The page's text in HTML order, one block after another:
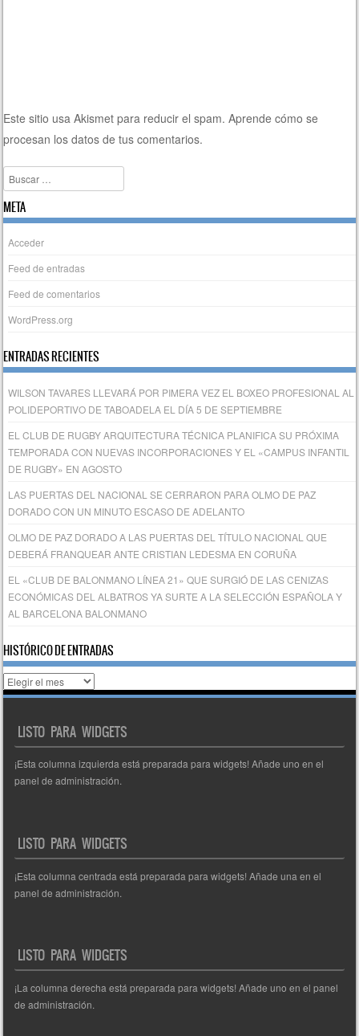
Este sitio usa Akismet para reducir el spam.Aprende cómo se
procesan los datos de tus comentarios.
Buscar
META
Acceder
Feed de entradas
Feed de comentarios
WordPress.org
ENTRADAS RECIENTES
WILSON TAVARES LLEVARÁ POR PIMERA VEZ EL BOXEO PROFESIONAL AL
POLIDEPORTIVO DE TABOADELA EL DÍA 5 DE SEPTIEMBRE
EL CLUB DE RUGBY ARQUITECTURA TÉCNICA PLANIFICA SU PRÓXIMA
TEMPORADA CON NUEVAS INCORPORACIONES Y EL «CAMPUS INFANTIL
DE RUGBY» EN AGOSTO
LAS PUERTAS DEL NACIONAL SE CERRARON PARA OLMO DE PAZ
DORADO CON UN MINUTO ESCASO DE ADELANTO
OLMO DE PAZ DORADO A LAS PUERTAS DEL TÍTULO NACIONAL QUE
DEBERÁ FRANQUEAR ANTE CRISTIAN LEDESMA EN CORUÑA
EL «CLUB DE BALONMANO LÍNEA 21» QUE SURGIÓ DE LAS CENIZAS
ECONÓMICAS DEL ALBATROS YA SURTE A LA SELECCIÓN ESPAÑOLA Y
AL BARCELONA BALONMANO
HISTÓRICO DE ENTRADAS
Histórico
de
LISTO PARA WIDGETS
¡Esta columna izquierda está preparada para widgets! Añade uno en el
panel de administración.
LISTO PARA WIDGETS
¡Esta columna centrada está preparada para widgets! Añade una en el
panel de administración.
LISTO PARA WIDGETS
¡La columna derecha está preparada para widgets! Añade uno en el panel
de administración.